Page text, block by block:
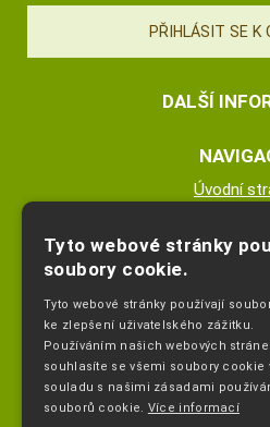
DALŠÍ
Úvodní
Nákupní
Obchodní
Odstoupeni od
ESHOP
Tyto webové stránky
soubory cookie.
Tyto webové stránky používají
ke zlepšení uživatelského zážitku.
Používáním našich webových
souhlasíte se všemi soubory cookie
souladu s našimi zásadami
souborů cookie. Více informací